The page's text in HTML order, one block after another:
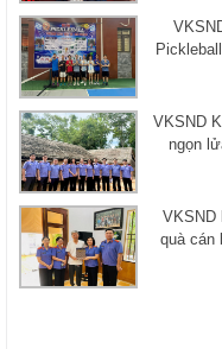
VKSND
ngọn
VKSND
quà cán